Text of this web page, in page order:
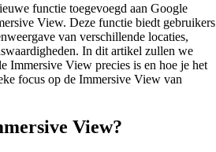
functie toegevoegd aan Google
View. Deze functie biedt gebruikers
van verschillende locaties,
In dit artikel zullen we
Immersive View precies is en hoe je het
focus op de Immersive View van
View?